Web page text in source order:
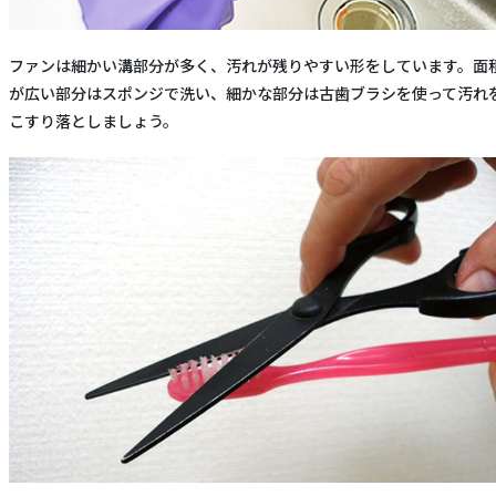
ファンは細かい溝部分が多く、汚れが残りやすい形をしています。面
が広い部分はスポンジで洗い、細かな部分は古歯ブラシを使って汚れ
こすり落としましょう。